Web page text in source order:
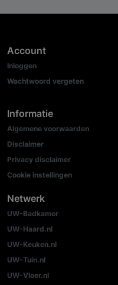
Account
Inloggen
Wachtwoord vergeten
Informatie
Algemene voorwaarden
Disclaimer
Privacy disclaimer
Cookie instellingen
Netwerk
UW-Badkamer
UW-Haard.nl
UW-Keuken.nl
UW-Tuin.nl
UW-Vloer.nl